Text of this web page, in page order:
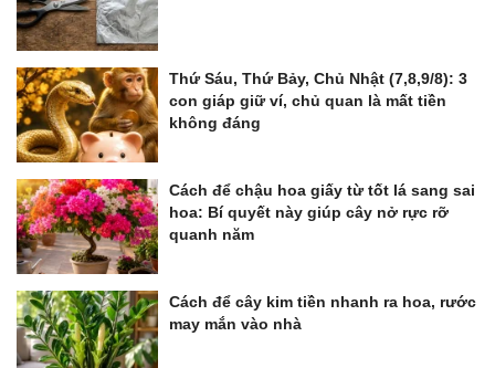
Thứ Sáu, Thứ Bảy, Chủ Nhật (7,8,9/8): 3
con giáp giữ ví, chủ quan là mất tiền
không đáng
Cách để chậu hoa giấy từ tốt lá sang sai
hoa: Bí quyết này giúp cây nở rực rỡ
quanh năm
Cách để cây kim tiền nhanh ra hoa, rước
may mắn vào nhà